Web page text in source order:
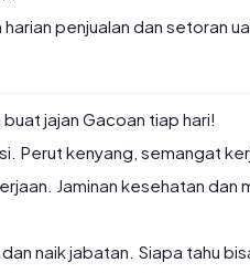
penjualan dan setoran
jajan Gacoan tiap hari!
Perut kenyang, semangat
Jaminan kesehatan dan
naik jabatan. Siapa tahu